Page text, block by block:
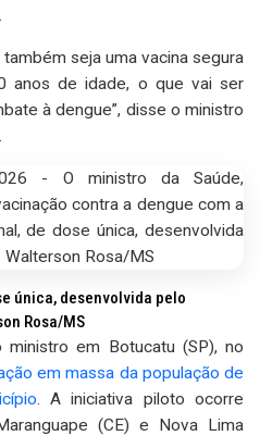
seja uma vacina segura
anos de idade, o que vai ser
à dengue”, disse o ministro
única, desenvolvida pelo
Rosa/MS
em Botucatu (SP), no
em massa da população de
. A iniciativa piloto ocorre
(CE) e Nova Lima